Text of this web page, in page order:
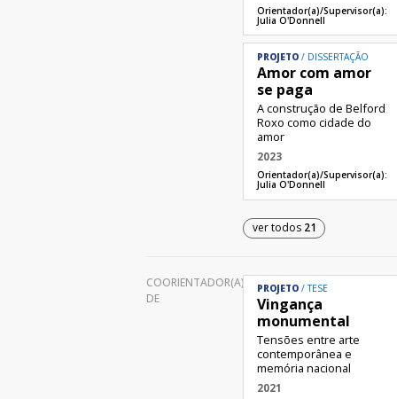
Orientador(a)/Supervisor(a):
Julia O'Donnell
PROJETO DISSERTAÇÃO
Amor com amor
se paga
A construção de Belford
Roxo como cidade do
amor
2023
Orientador(a)/Supervisor(a):
Julia O'Donnell
ver todos 21
COORIENTADOR(A)
DE
PROJETO TESE
Vingança
monumental
Tensões entre arte
contemporânea e
memória nacional
2021